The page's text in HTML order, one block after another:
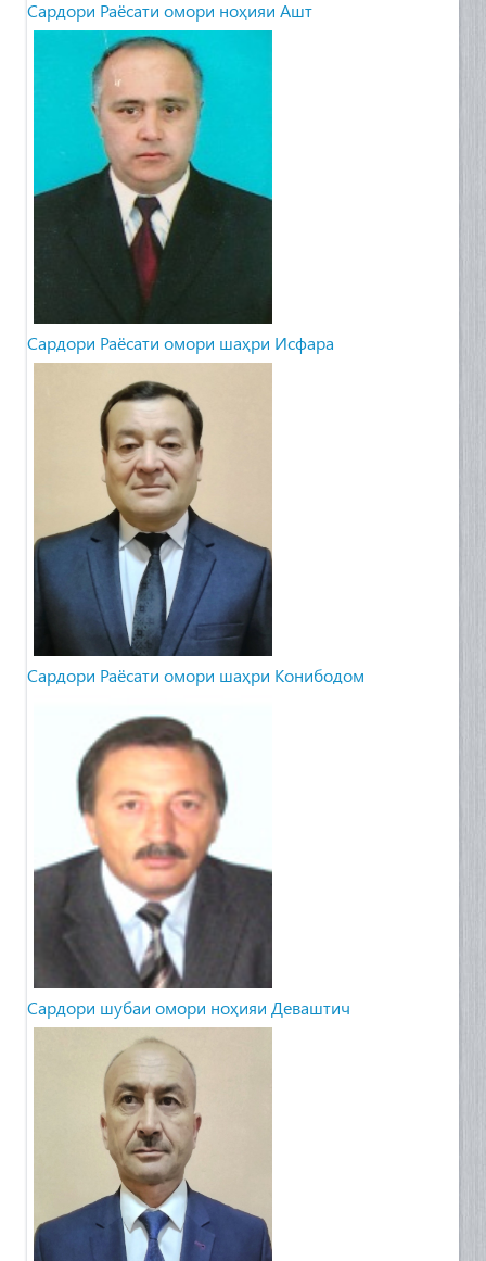
Сардори Раёсати омори ноҳияи Ашт
Сардори Раёсати омори шаҳри Исфара
Сардори Раёсати омори шаҳри Конибодом
Cардори шубаи омори ноҳияи Деваштич